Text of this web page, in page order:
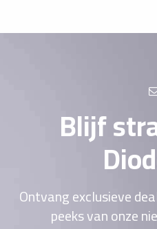
Blijf
Ontvang exclusieve
peeks van onze